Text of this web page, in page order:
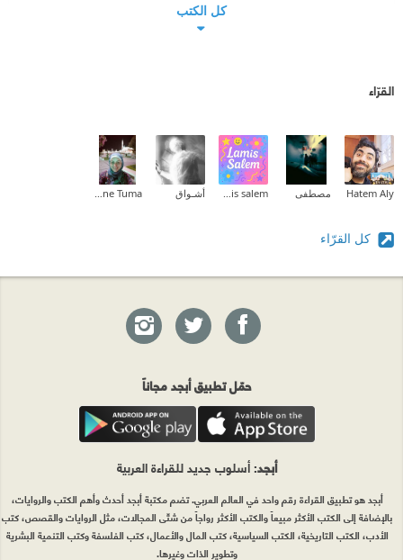
كل الكتب
القرّاء
Hatem Aly مصطفى أشـواق
كل القرّاء
حمّل تطبيق أبجد مجاناً
أبجد: أسلوب جديد للقراءة العربية
أبجد هو تطبيق القراءة رقم واحد في العالم العربي. تضم مكتبة أبجد أحدث وأهم الكتب والروايات،
بالإضافة إلى الكتب الأكثر مبيعاً والكتب الأكثر رواجاً من شتّى المجالات، مثل الروايات والقصص، كتب
الأدب، الكتب التاريخية، الكتب السياسية، كتب المال والأعمال، كتب الفلسفة وكتب التنمية البشرية
وتطوير الذات وغيرها.